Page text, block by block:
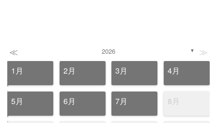
≪ 2026 ▼ ≫
1月 2月 3月 4月
5月 6月 7月 8月